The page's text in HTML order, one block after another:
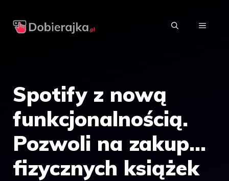
MENU
Spotify z nową
funkcjonalnością.
Pozwoli na zakup…
fizycznych książek